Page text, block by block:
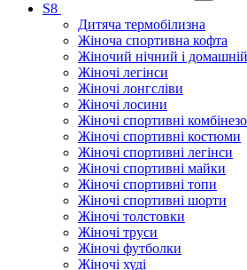
S8
Дитяча термобілизна
Жіноча спортивна кофта
Жіночий нічний і
Жіночі легінси
Жіночі лонгсліви
Жіночі лосини
Жіночі спортивні
Жіночі спортивні костюми
Жіночі спортивні легінси
Жіночі спортивні майки
Жіночі спортивні топи
Жіночі спортивні шорти
Жіночі толстовки
Жіночі труси
Жіночі футболки
Жіночі худі